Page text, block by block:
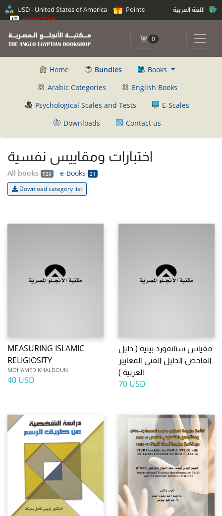
USD - United States of America
Points
Anglo Club
0
Home Bundles
Books
Arabic Categories
English Books
Psychological Scales and Tests
E-Scales
Downloads
Contact us
اختبارات ومقاييس نفسية
All books 926 -e-Books 21
Download category list
MEASURING ISLAMIC
RELIGIOSITY
MOHAMED KHALDOUN
40 USD
مقياس ستانفورد بينيه ( دليل
الفاحص الدليل الفنى المعايير
العربية )
70 USD